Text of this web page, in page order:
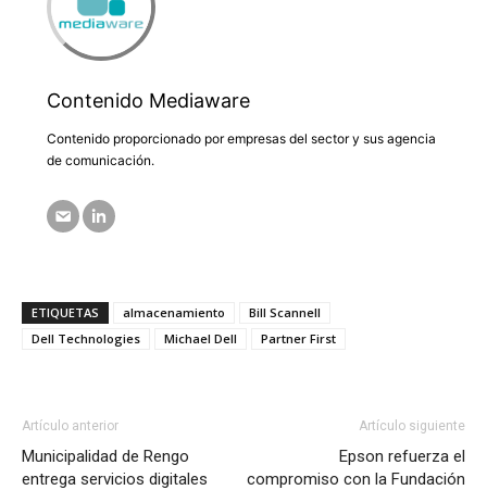
Contenido Mediaware
Contenido proporcionado por empresas del sector y sus agencia
de comunicación.
ETIQUETAS almacenamiento
Bill Scannell
Dell Technologies
Michael Dell Partner First
Artículo anterior
Municipalidad de Rengo
entrega servicios digitales
Artículo siguiente
Epson refuerza el
compromiso con la Fundación